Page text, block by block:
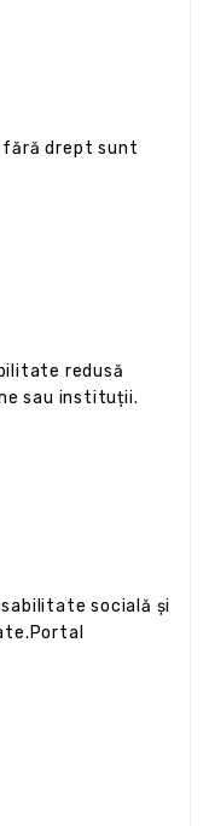
drept sunt
redusă
sau instituții.
socială și